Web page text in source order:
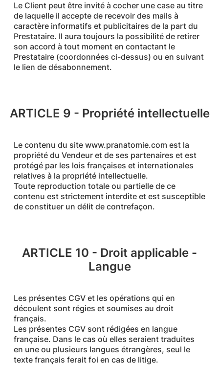
Le Client peut être invité à cocher une case au titre
de laquelle il accepte de recevoir des mails à
caractère informatifs et publicitaires de la part du
Prestataire. Il aura toujours la possibilité de retirer
son accord à tout moment en contactant le
Prestataire (coordonnées ci-dessus) ou en suivant
le lien de désabonnement.
ARTICLE 9 - Propriété intellectuelle
Le contenu du site www.pranatomie.com est la
propriété du Vendeur et de ses partenaires et est
protégé par les lois françaises et internationales
relatives à la propriété intellectuelle.
Toute reproduction totale ou partielle de ce
contenu est strictement interdite et est susceptible
de constituer un délit de contrefaçon.
ARTICLE 10 - Droit applicable -
Langue
Les présentes CGV et les opérations qui en
découlent sont régies et soumises au droit
français.
Les présentes CGV sont rédigées en langue
française. Dans le cas où elles seraient traduites
en une ou plusieurs langues étrangères, seul le
texte français ferait foi en cas de litige.